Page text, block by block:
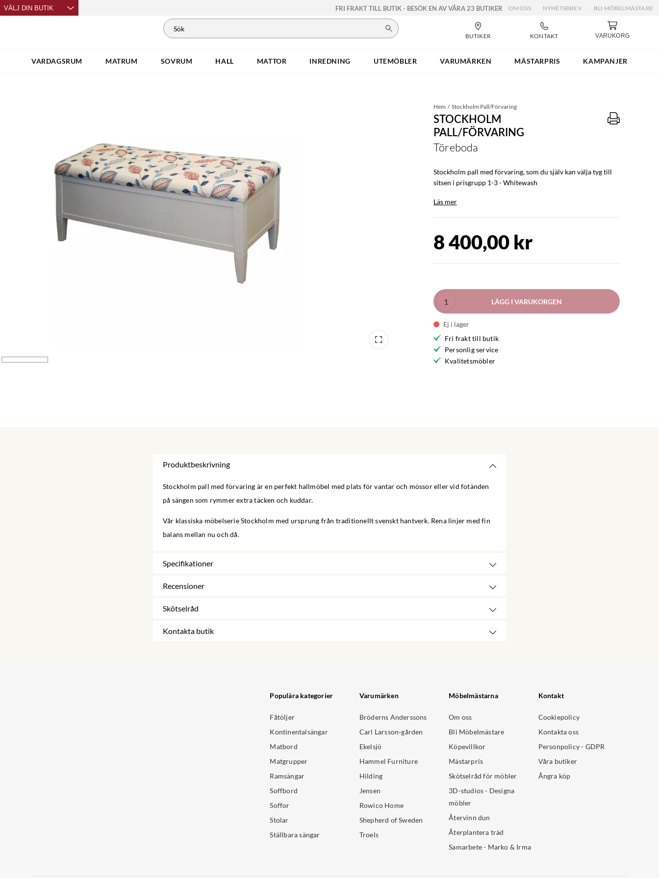
VÄLJ DIN BUTIK FRI FRAKT TILL BUTIK - BESÖK EN AV VÅRA 23 BUTIKER OM OSS NYHETSBREV BLI MÖBELMÄSTARE
BUTIKER KONTAKT VARUKORG
VARDAGSRUM MATRUM SOVRUM HALL MATTOR INREDNING UTEMÖBLER VARUMÄRKEN MÄSTARPRIS KAMPANJER
Hem Stockholm Pall/Förvaring
STOCKHOLM
PALL/FÖRVARING
Töreboda
Stockholm pall med förvaring, som du själv kan välja tyg till
sitsen i prisgrupp 1-3 - Whitewash
Läs mer
8 400,00 kr
LÄGG I VARUKORGEN
Ej i lager
Fri frakt till butik
Personlig service
Kvalitetsmöbler
Produktbeskrivning
Stockholm pall med förvaring är en perfekt hallmöbel med plats för vantar och mössor eller vid fotänden
på sängen som rymmer extra täcken och kuddar.
Vår klassiska möbelserie Stockholm med ursprung från traditionellt svenskt hantverk. Rena linjer med fin
balans mellan nu och då.
Specifikationer
Recensioner
Skötselråd
Kontakta butik
Populära kategorier
Fåtöljer
Kontinentalsängar
Matbord
Matgrupper
Ramsängar
Soffbord
Soffor
Stolar
Ställbara sängar
Varumärken
Bröderns Anderssons
Carl Larsson-gården
Ekelsjö
Hammel Furniture
Hilding
Jensen
Rowico Home
Shepherd of Sweden
Troels
Möbelmästarna
Om oss
Bli Möbelmästare
Köpevillkor
Mästarpris
Skötselråd för möbler
3D-studios - Designa
möbler
Återvinn dun
Återplantera träd
Samarbete - Marko & Irma
Kontakt
Cookiepolicy
Kontakta oss
Personpolicy - GDPR
Våra butiker
Ångra köp